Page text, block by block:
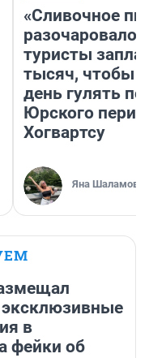
«Сливочное
разочаровало»:
туристы
тысяч, чтобы
день гулять по
Юрского
Хогвартсу
Яна Шаламова
в
фейки об